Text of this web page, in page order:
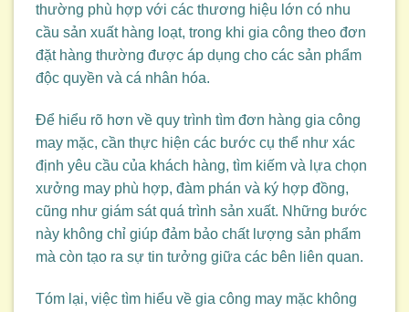
thường phù hợp với các thương hiệu lớn có nhu
cầu sản xuất hàng loạt, trong khi gia công theo đơn
đặt hàng thường được áp dụng cho các sản phẩm
độc quyền và cá nhân hóa.
Để hiểu rõ hơn về quy trình tìm đơn hàng gia công
may mặc, cần thực hiện các bước cụ thể như xác
định yêu cầu của khách hàng, tìm kiếm và lựa chọn
xưởng may phù hợp, đàm phán và ký hợp đồng,
cũng như giám sát quá trình sản xuất. Những bước
này không chỉ giúp đảm bảo chất lượng sản phẩm
mà còn tạo ra sự tin tưởng giữa các bên liên quan.
Tóm lại, việc tìm hiểu về gia công may mặc không